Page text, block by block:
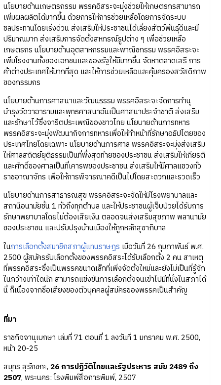
นโยบายด้านเกษตรกรรม พรรคอิสระจะมุ่งช่วยให้เกษตรกรสามารถ
เพิ่มผลผลิตได้มากขึ้น ด้วยการให้การช่วยเหลือโดยการจัดระบบ
ชลประทานโดยเร่งด่วน ส่งเสริมให้ประชาชนได้เลี้ยงสัตว์พันธุ์ดีและมี
ปริมาณมาก ส่งเสริมการจัดตั้งสหกรณ์รูปต่าง ๆ เพื่อช่วยเหลือ
เกษตรกร นโยบายด้านอุตสาหกรรมและพาณิชกรรม พรรคอิสระจะ
เพิ่มโรงงานทั้งของเอกชนและของรัฐให้มีมากขึ้น จัดหาตลาดเสรี การ
ค้าต่างประเทศให้มากที่สุด และให้การช่วยเหลือและคุ้มครองสวัสดิภาพ
ของกรรมกร
นโยบายด้านการศาสนาและวัฒนธรรม พรรคอิสระจะจัดการทำนุ
บำรุงวัดวาอารามและพุทธศาสนาอันเป็นศาสนาประจำชาติ ส่งเสริม
และรักษาไว้ซึ่งจารีตประเพณีของชาวไทย นโยบายด้านการทหาร
พรรคอิสระจะมุ่งพัฒนากิจการทหารเพื่อให้ทำหน้าที่รักษาอธิปไตยของ
ประเทศไทยโดยเฉพาะ นโยบายด้านการศาล พรรคอิสระจะมุ่งส่งเสริม
ให้ศาลสถิตย์ยุติธรรมเป็นที่พึ่งสุดท้ายของประชาชน ส่งเสริมให้เกียรติ
และศักดิ์ของศาลเป็นที่เคารพของประชาชน ส่งเสริมให้มีศาลแขวงทั่ว
ราชอาณาจักร เพื่อให้การพิจารณาคดีเป็นไปโดยสะดวกและรวดเร็ว
นโยบายด้านการสาธารณสุข พรรคอิสระจะจัดให้มีโรงพยาบาลและ
สถานีอนามัยชั้น 1 ทั่วถึงทุกตำบล และให้ประชาชนผู้เจ็บป่วยได้รับการ
รักษาพยาบาลโดยไม่ต้องเสียเงิน ตลอดจนส่งเสริมสุขภาพ พลานามัย
ของประชาชน และปรับปรุงบ้านเมืองให้ถูกหลักสุขาภิบาล
ในการเลือกตั้งสมาชิกสภาผู้แทนราษฎร เมื่อวันที่ 26 กุมภาพันธ์ พ.ศ.
2500 ผู้สมัครรับเลือกตั้งของพรรคอิสระได้รับเลือกตั้ง 2 คน สาเหตุ
ที่พรรคอิสระซึ่งเป็นพรรคขนาดเล็กที่เพิ่งจัดตั้งใหม่และยังไม่เป็นที่รู้จัก
ในกว้างเท่าใดนัก สามารถแข่งขันการเลือกตั้งจนเข้าไปมีที่นั่งในสภาได้
นี้ ก็เนื่องจากชื่อเสียงของตัวบุคคลผู้สมัครของพรรคเป็นสำคัญ
ที่มา
ราชกิจจานุเบกษา เล่มที่ 71 ตอนที่ 1 ลงวันที่ 1 มกราคม พ.ศ. 2500,
หน้า 20-25
สมุทร สุรักขกะ, 26 การปฏิวัติไทยและรัฐประหาร สมัย 2489 ถึง
2507, พระนคร: โรงพิมพ์สื่อการพิมพ์, 2507